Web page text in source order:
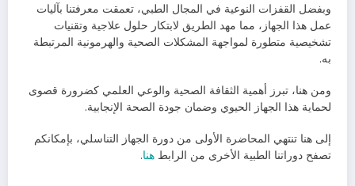
وبفضل القفزات النوعية في المجال الطبي، تعمقت معرفتنا بآليات
عمل هذا الجهاز، مما مهد الطريق لابتكار حلول علاجية وتقنيات
تشخيصية متطورة لمواجهة المشكلات الصحية والهرمونية المرتبطة
به.
ومن هنا، تبرز أهمية الثقافة الصحية والوعي العلمي كضرورة قصوى
لحماية هذا الجهاز الحيوي وضمان جودة الصحة الإنجابية.
إلى هنا تنتهي المحاضرة الأولى من دورة الجهاز التناسلي، بإمكانكم
تصفح دوراتنا الطبية الأخرى من الرابط هنا.